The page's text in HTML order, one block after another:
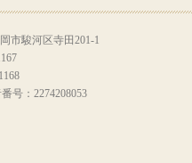
市駿河区寺田201-1
号：2274208053